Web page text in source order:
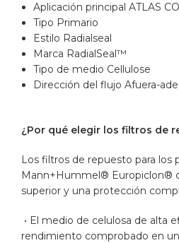
Aplicación principal ATLAS
Tipo Primario
Estilo Radialseal
Marca RadialSeal™
Tipo de medio Cellulose
Dirección del flujo Afuera-
¿Por qué elegir los filtros de
Los filtros de repuesto para los
Mann+Hummel® Europiclon®
superior y una protección
• El medio de celulosa de alta
rendimiento comprobado en